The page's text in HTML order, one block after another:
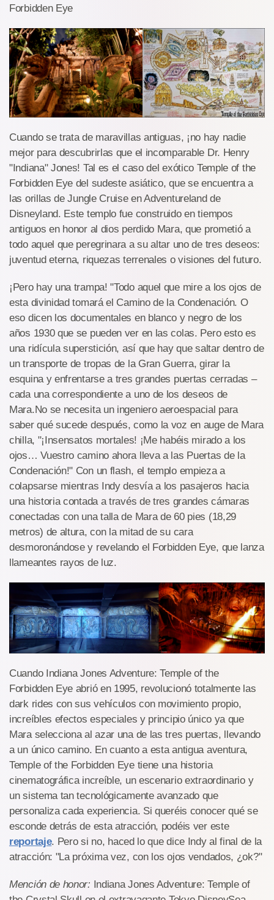
Forbidden Eye
Cuando se trata de maravillas antiguas, ¡no hay nadie
mejor para descubrirlas que el incomparable Dr. Henry
"Indiana" Jones! Tal es el caso del exótico Temple of the
Forbidden Eye del sudeste asiático, que se encuentra a
las orillas de Jungle Cruise en Adventureland de
Disneyland. Este templo fue construido en tiempos
antiguos en honor al dios perdido Mara, que prometió a
todo aquel que peregrinara a su altar uno de tres deseos:
juventud eterna, riquezas terrenales o visiones del futuro.
¡Pero hay una trampa! "Todo aquel que mire a los ojos de
esta divinidad tomará el Camino de la Condenación. O
eso dicen los documentales en blanco y negro de los
años 1930 que se pueden ver en las colas. Pero esto es
una ridícula superstición, así que hay que saltar dentro de
un transporte de tropas de la Gran Guerra, girar la
esquina y enfrentarse a tres grandes puertas cerradas –
cada una correspondiente a uno de los deseos de
Mara.No se necesita un ingeniero aeroespacial para
saber qué sucede después, como la voz en auge de Mara
chilla, "¡Insensatos mortales! ¡Me habéis mirado a los
ojos… Vuestro camino ahora lleva a las Puertas de la
Condenación!" Con un flash, el templo empieza a
colapsarse mientras Indy desvía a los pasajeros hacia
una historia contada a través de tres grandes cámaras
conectadas con una talla de Mara de 60 pies (18,29
metros) de altura, con la mitad de su cara
desmoronándose y revelando el Forbidden Eye, que lanza
llameantes rayos de luz.
Cuando Indiana Jones Adventure: Temple of the
Forbidden Eye abrió en 1995, revolucionó totalmente las
dark rides con sus vehículos con movimiento propio,
increíbles efectos especiales y principio único ya que
Mara selecciona al azar una de las tres puertas, llevando
a un único camino. En cuanto a esta antigua aventura,
Temple of the Forbidden Eye tiene una historia
cinematográfica increíble, un escenario extraordinario y
un sistema tan tecnológicamente avanzado que
personaliza cada experiencia. Si queréis conocer qué se
esconde detrás de esta atracción, podéis ver este
reportaje. Pero si no, haced lo que dice Indy al final de la
atracción: "La próxima vez, con los ojos vendados, ¿ok?"
Mención de honor: Indiana Jones Adventure: Temple of